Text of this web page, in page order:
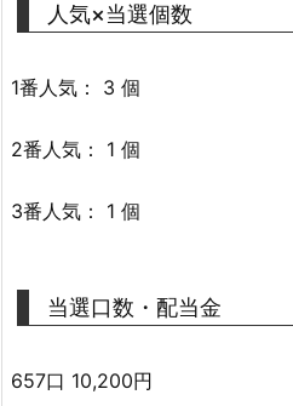
人気×当選個数
1番人気： 3 個
2番人気： 1 個
3番人気： 1 個
当選口数・配当金
657口 10,200円